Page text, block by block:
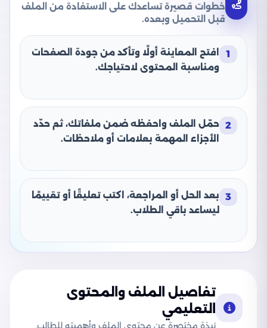
خطوات قصيرة تساعدك على الاستفادة من الملف
قبل التحميل وبعده.
1
افتح المعاينة أولًا وتأكد من جودة الصفحات
ومناسبة المحتوى لاحتياجك.
2 حمّل الملف واحفظه ضمن ملفاتك، ثم حدّد
الأجزاء المهمة بعلامات أو ملاحظات.
3
بعد الحل أو المراجعة، اكتب تعليقًا أو تقييمًا
ليساعد باقي الطلاب.
تفاصيل الملف والمحتوى
التعليمي
نبذة مختصرة عن محتوى الملف وأهميته للطالب.